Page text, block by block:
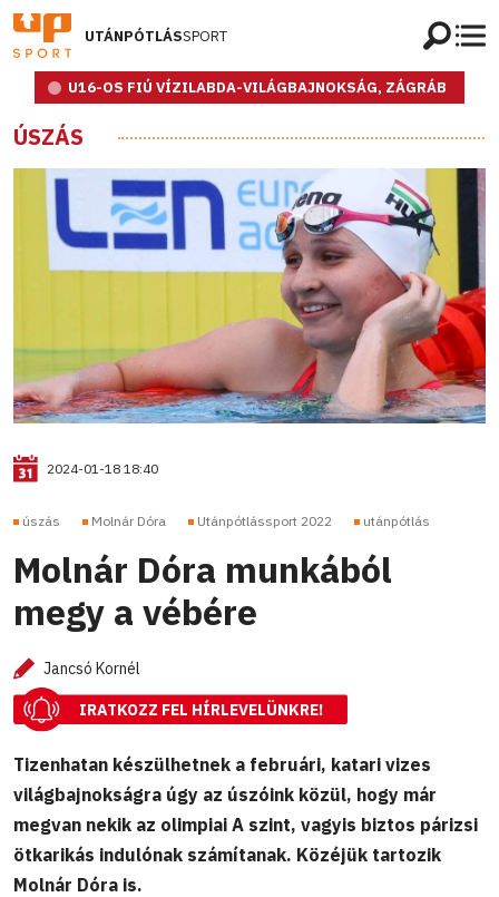
UTÁNPÓTLÁSSPORT
U16-OS FIÚ VÍZILABDA-VILÁGBAJNOKSÁG, ZÁGRÁB
ÚSZÁS
2024-01-18 18:40
úszás Molnár Dóra Utánpótlássport 2022 utánpótlás
Molnár Dóra munkából
megy a vébére
Jancsó Kornél
IRATKOZZ FEL HÍRLEVELÜNKRE!
Tizenhatan készülhetnek a februári, katari vizes
világbajnokságra úgy az úszóink közül, hogy már
megvan nekik az olimpiai A szint, vagyis biztos párizsi
ötkarikás indulónak számítanak. Közéjük tartozik
Molnár Dóra is.